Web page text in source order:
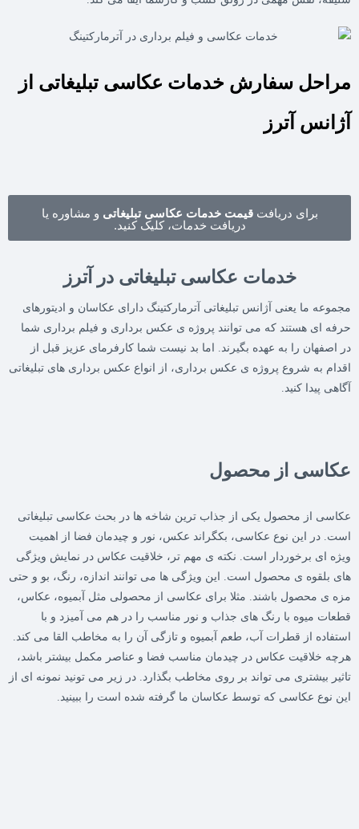
مراحل سفارش خدمات عکاسی تبلیغاتی از
آژانس آترز
برای دریافت قیمت خدمات عکاسی تبلیغاتی و مشاوره یا
دریافت خدمات، کلیک کنید.
خدمات عکاسی تبلیغاتی در آترز
مجموعه ما یعنی آژانس تبلیغاتی آترمارکتینگ دارای عکاسان و ادیتورهای
حرفه ای هستند که می توانند پروژه ی عکس برداری و فیلم برداری شما
در اصفهان را به عهده بگیرند. اما بد نیست شما کارفرمای عزیز قبل از
اقدام به شروع پروژه ی عکس برداری، از انواع عکس برداری های تبلیغاتی
آگاهی پیدا کنید.
عکاسی از محصول
عکاسی از محصول یکی از جذاب ترین شاخه ها در بحث عکاسی تبلیغاتی
است. در این نوع عکاسی، بکگراند عکس، نور و چیدمان فضا از اهمیت
ویژه ای برخوردار است. نکته ی مهم تر، خلاقیت عکاس در نمایش ویژگی
های بلقوه ی محصول است. این ویژگی ها می توانند اندازه، رنگ، بو و حتی
مزه ی محصول باشند. مثلا برای عکاسی از محصولی مثل آبمیوه، عکاس،
قطعات میوه با رنگ های جذاب و نور مناسب را در هم می آمیزد و با
استفاده از قطرات آب، طعم آبمیوه و تازگی آن را به مخاطب القا می کند.
هرچه خلاقیت عکاس در چیدمان مناسب فضا و عناصر مکمل بیشتر باشد،
تاثیر بیشتری می تواند بر روی مخاطب بگذارد. در زیر می تونید نمونه ای از
این نوع عکاسی که توسط عکاسان ما گرفته شده است را ببینید.